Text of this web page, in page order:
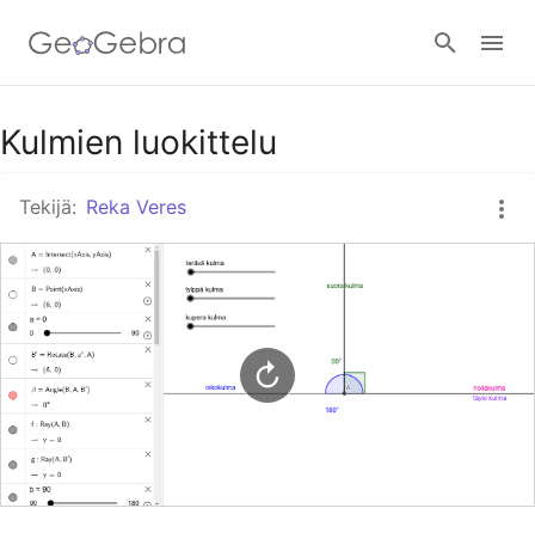
Google Classroom
GeoGebra Classroom
Kirjaudu
Kulmien luokittelu
Tekijä: Reka Veres